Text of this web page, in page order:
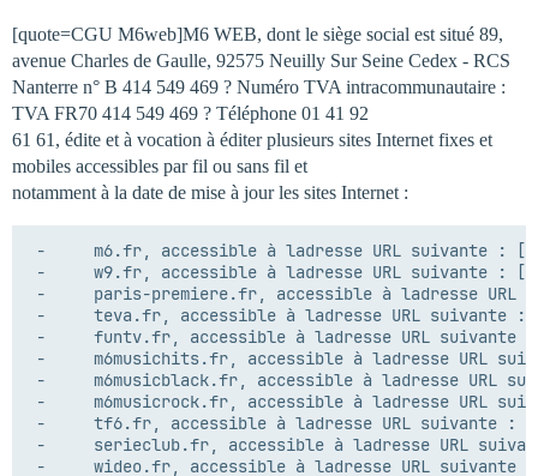
[quote=CGU M6web]M6 WEB, dont le siège social est situé 89,
avenue Charles de Gaulle, 92575 Neuilly Sur Seine Cedex - RCS
Nanterre n° B 414 549 469 ? Numéro TVA intracommunautaire :
TVA FR70 414 549 469 ? Téléphone 01 41 92
61 61, édite et à vocation à éditer plusieurs sites Internet fixes et
mobiles accessibles par fil ou sans fil et
notamment à la date de mise à jour les sites Internet :
-     m6.fr, accessible à ladresse URL suivante :
-     w9.fr, accessible à ladresse URL suivante :
-     paris-premiere.fr, accessible à ladresse
-     teva.fr, accessible à ladresse URL
-     funtv.fr, accessible à ladresse URL
-     m6musichits.fr, accessible à ladresse URL
-     m6musicblack.fr, accessible à ladresse URL
-     m6musicrock.fr, accessible à ladresse URL
-     tf6.fr, accessible à ladresse URL suivante
-     serieclub.fr, accessible à ladresse URL
-     wideo.fr, accessible à ladresse URL